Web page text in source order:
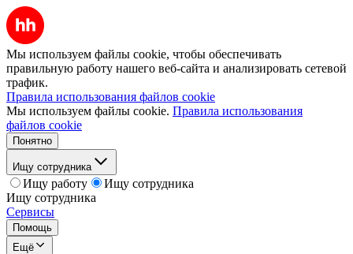
Мы используем файлы cookie, чтобы обеспечивать
правильную работу нашего веб-сайта и анализировать сетевой
трафик.
Правила использования файлов cookie
Мы используем файлы cookie. Правила использования
файлов cookie
Понятно
Ищу сотрудника
Ищу работу
Ищу сотрудника
Ищу сотрудника
Сервисы
Помощь
Ещё